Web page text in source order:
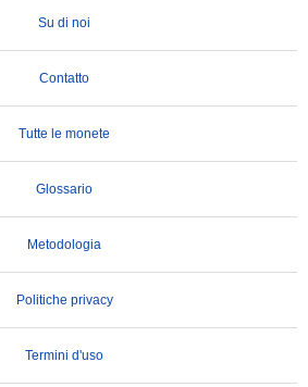
Su di noi
Contatto
Tutte le monete
Glossario
Metodologia
Politiche privacy
Termini d'uso